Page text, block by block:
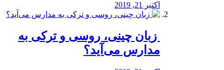
اکتبر 21, 2019
️ زبان چینی، روسی و ترکی به
مدارس می‌آید؟